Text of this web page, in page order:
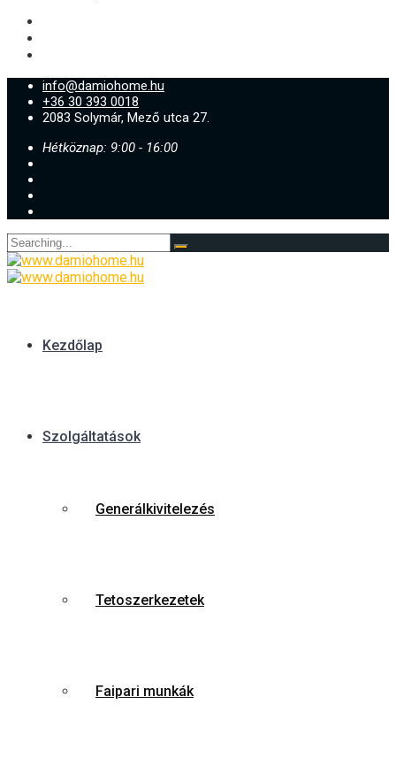
info@damiohome.hu
+36 30 393 0018
2083 Solymár, Mező utca 27.
Hétköznap: 9:00 - 16:00
Search
for:
Kezdőlap
Szolgáltatások
Generálkivitelezés
Tetoszerkezetek
Faipari munkák